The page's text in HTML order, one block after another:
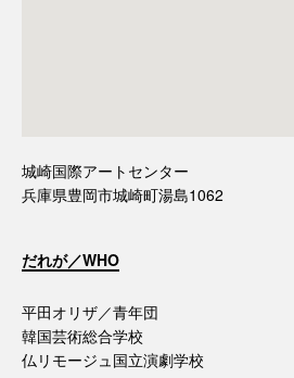
城崎国際アートセンター
兵庫県豊岡市城崎町湯島1062
だれが／WHO
平田オリザ／青年団
韓国芸術総合学校
仏リモージュ国立演劇学校